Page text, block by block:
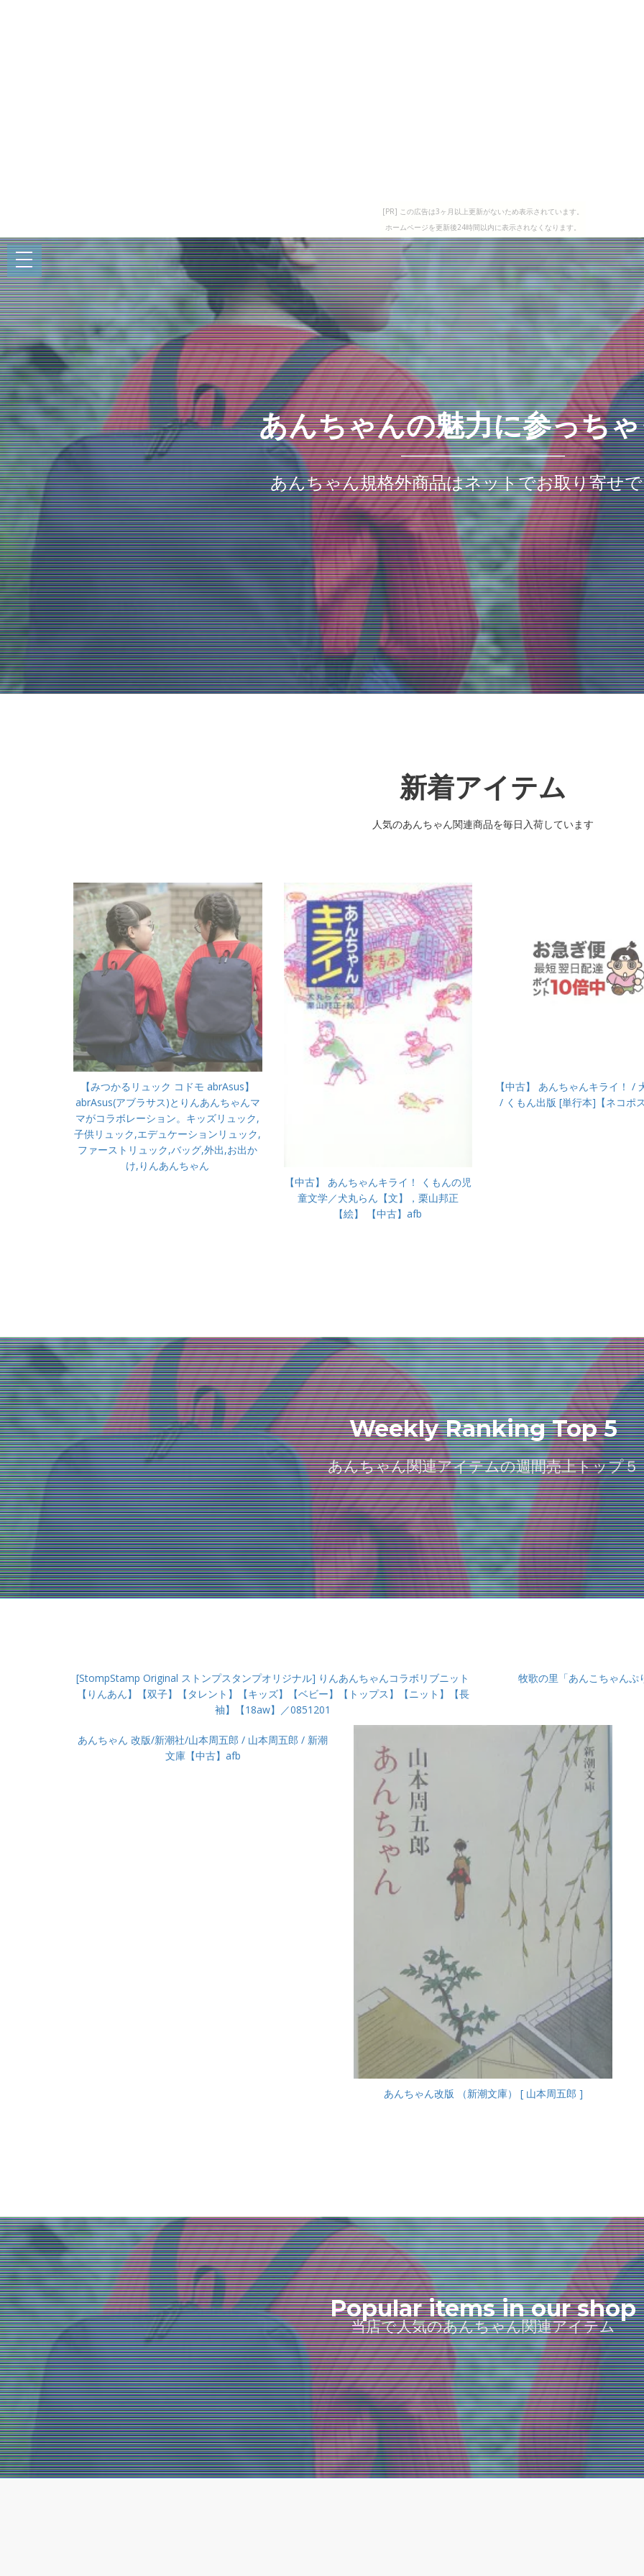
[PR] この広告は3ヶ月以上更新がないため表示されています。
ホームページを更新後24時間以内に表示されなくなります。
あんちゃんの魅力に参っち
あんちゃん規格外商品はネットでお取り寄せ
新着アイテム
人気のあんちゃん関連商品を毎日入荷しています
【みつかるリュック コドモ abrAsus】
abrAsus(アブラサス)とりんあんちゃんマ
マがコラボレーション。キッズリュック,
子供リュック,エデュケーションリュック,
ファーストリュック,バッグ,外出,お出か
け,りんあんちゃん
【中古】 あんちゃんキライ！ くもんの児
童文学／犬丸らん【文】，栗山邦正
【絵】 【中古】afb
【中古】 あんちゃんキライ！ /
/ くもん出版 [単行本]【ネコポス
Weekly Ranking Top 5
あんちゃん関連アイテムの週間売上トップ５
[StompStamp Original ストンプスタンプオリジナル] りんあんちゃんコラボリブニット
【りんあん】【双子】【タレント】【キッズ】【ベビー】【トップス】【ニット】【長
袖】【18aw】／0851201
牧歌の里「あんこちゃんぷ
あんちゃん 改版/新潮社/山本周五郎 / 山本周五郎 / 新潮
文庫【中古】afb
あんちゃん改版 （新潮文庫） [ 山本周五郎 ]
Popular items in our shop
当店で人気のあんちゃん関連アイテム